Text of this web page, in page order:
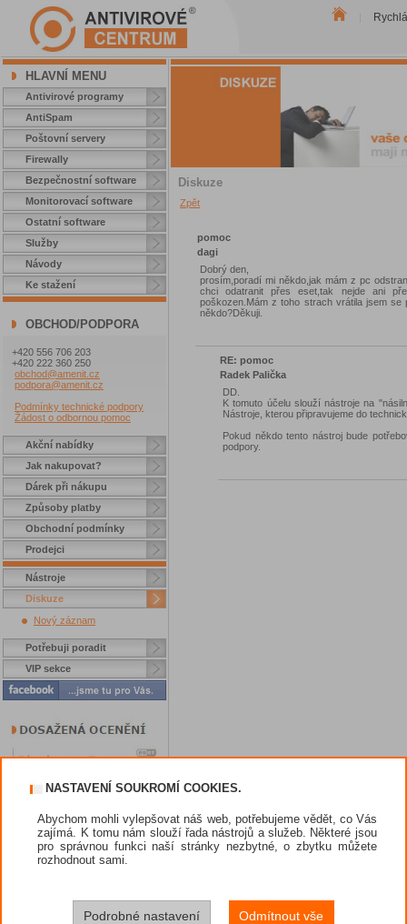
HLAVNÍ MENU
Antivirové programy
AntiSpam
Poštovní servery
Firewally
Bezpečnostní software
Monitorovací software
Ostatní software
Služby
Návody
Ke stažení
OBCHOD/PODPORA
+420 556 706 203
+420 222 360 250
obchod@amenit.cz
podpora@amenit.cz
Podmínky technické podpory
Žádost o odbornou pomoc
Akční nabídky
Jak nakupovat?
Dárek při nákupu
Způsoby platby
Obchodní podmínky
Prodejci
Nástroje
Diskuze
Nový záznam
Potřebuji poradit
VIP sekce
Diskuze
Zpět
pomoc
dagi
Dobrý den,
prosím,poradí mi někdo,jak mám z pc
chci odatranit přes eset,tak nejde ani
poškozen.Mám z toho strach vrátila jsem se
někdo?Děkuji.
RE: pomoc
Radek Palička
DD.
K tomuto účelu slouží nástroje na
Nástroje, kterou připravujeme do
Pokud někdo tento nástroj bude
podpory.
NASTAVENÍ SOUKROMÍ COOKIES.
Abychom mohli vylepšovat náš web, potřebujeme vědět, co Vás
zajímá. K tomu nám slouží řada nástrojů a služeb. Některé jsou
pro správnou funkci naší stránky nezbytné, o zbytku můžete
rozhodnout sami.
Podrobné nastavení Odmítnout vše